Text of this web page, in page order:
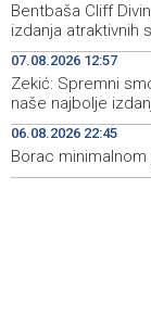
18:21
Ticket
on Monday at the
18:20
Sarajevo
Kinoscope Surreal
18:19 Obilježena
Bentbaša Cliff
izdanja atraktivnih
07.08.2026 12:57
Zekić: Spremni
naše najbolje
06.08.2026 22:45
Borac